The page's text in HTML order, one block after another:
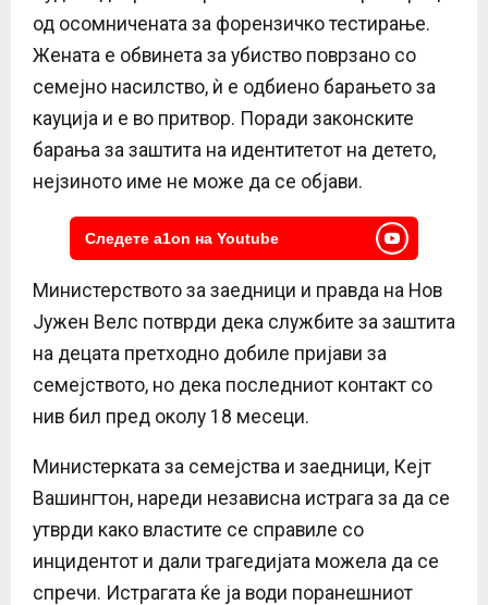
од осомничената за форензичко тестирање.
Жената е обвинета за убиство поврзано со
семејно насилство, ѝ е одбиено барањето за
кауција и е во притвор. Поради законските
барања за заштита на идентитетот на детето,
нејзиното име не може да се објави.
Следете a1on на Youtube
Министерството за заедници и правда на Нов
Јужен Велс потврди дека службите за заштита
на децата претходно добиле пријави за
семејството, но дека последниот контакт со
нив бил пред околу 18 месеци.
Министерката за семејства и заедници, Кејт
Вашингтон, нареди независна истрага за да се
утврди како властите се справиле со
инцидентот и дали трагедијата можела да се
спречи. Истрагата ќе ја води поранешниот